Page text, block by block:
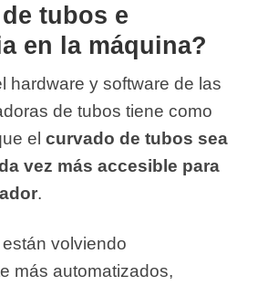
tubos e
en la máquina?
hardware y software de las
de tubos tiene como
el curvado de tubos sea
vez más accesible para
.
volviendo
más automatizados,